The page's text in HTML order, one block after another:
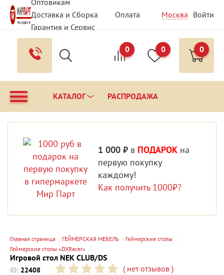
Оптовикам
Доставка и Сборка
Оплата
Гарантия и Сервис
Вопрос - Ответ
Контакты
Москва Войти
0 0 0
КАТАЛОГ РАСПРОДАЖА
1 000 ₽ в ПОДАРОК на
первую покупку
каждому!
Как получить 1000₽?
Главная страница ГЕЙМЕРСКАЯ МЕБЕЛЬ
Геймерские столы
Геймерские столы «DXRacer»
Игровой стол NEK CLUB/DS
ID: 22408 (нет отзывов )